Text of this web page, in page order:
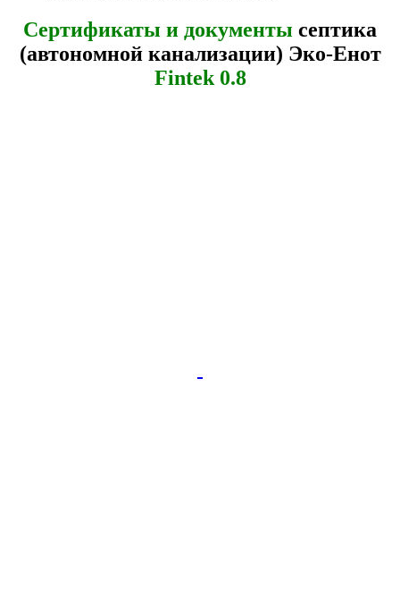
Сертификаты и документы септика
(автономной канализации) Эко-Енот
Fintek 0.8